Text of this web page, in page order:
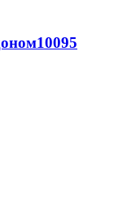
10095